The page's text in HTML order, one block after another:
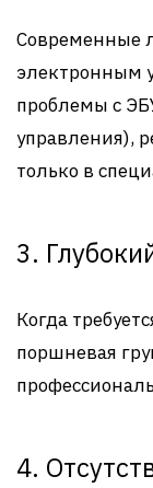
Современные
электронным
проблемы с
управления),
только в
3.
Когда
поршневая
4.